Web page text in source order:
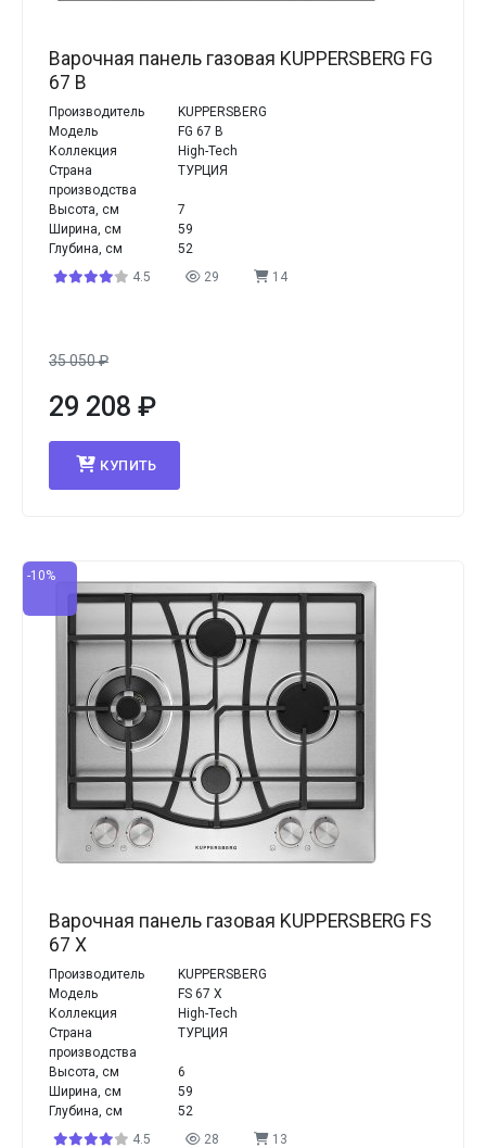
Варочная панель газовая KUPPERSBERG FG
67 B
Производитель
KUPPERSBERG
Модель
FG 67 B
Коллекция
High-Tech
Страна
производства
ТУРЦИЯ
Высота, см
7
Ширина, см
59
Глубина, см
52
4.5
29 14
35 050₽
29 208 ₽
КУПИТЬ
-10%
Варочная панель газовая KUPPERSBERG FS
67 X
Производитель
KUPPERSBERG
Модель
FS 67 X
Коллекция
High-Tech
Страна
производства
ТУРЦИЯ
Высота, см
6
Ширина, см
59
Глубина, см
52
4.5
28 13